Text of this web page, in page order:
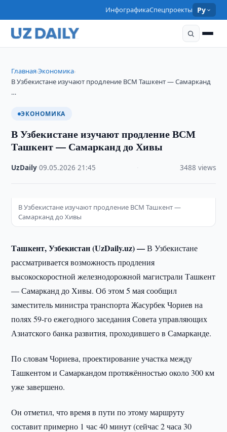
ИнфографикаСпецпроекты Ру
Главная›Экономика›
В Узбекистане изучают продление ВСМ Ташкент — Самарканд
…
ЭКОНОМИКА
В Узбекистане изучают продление ВСМ
Ташкент — Самарканд до Хивы
UzDaily ·09.05.2026 ·21:45 3488 views
В Узбекистане изучают продление ВСМ Ташкент —
Самарканд до Хивы
Ташкент, Узбекистан (UzDaily.uz) —В Узбекистане
рассматривается возможность продления
высокоскоростной железнодорожной магистрали Ташкент
— Самарканд до Хивы. Об этом 5 мая сообщил
заместитель министра транспорта Жасурбек Чориев на
полях 59-го ежегодного заседания Совета управляющих
Азиатского банка развития, проходившего в Самарканде.
По словам Чориева, проектирование участка между
Ташкентом и Самаркандом протяжённостью около 300 км
уже завершено.
Он отметил, что время в пути по этому маршруту
составит примерно 1 час 40 минут (сейчас 2 часа 30